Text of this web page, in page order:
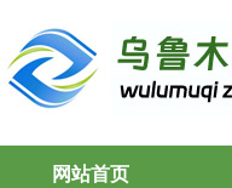
网站首页